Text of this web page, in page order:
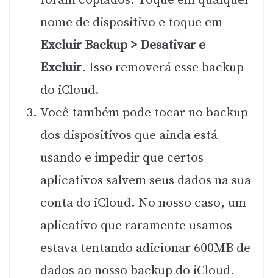
nome de dispositivo e toque em
Excluir Backup > Desativar e
Excluir. Isso removerá esse backup
do iCloud.
Você também pode tocar no backup
dos dispositivos que ainda está
usando e impedir que certos
aplicativos salvem seus dados na sua
conta do iCloud. No nosso caso, um
aplicativo que raramente usamos
estava tentando adicionar 600MB de
dados ao nosso backup do iCloud.